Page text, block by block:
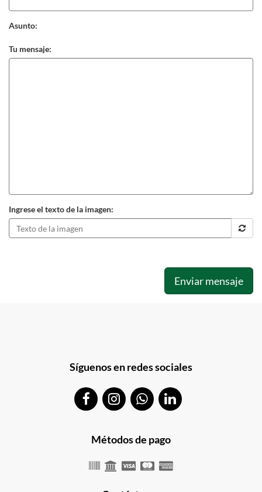
Asunto:
Tu mensaje:
Ingrese el texto de la imagen:
Enviar mensaje
Síguenos en redes sociales
Métodos de pago